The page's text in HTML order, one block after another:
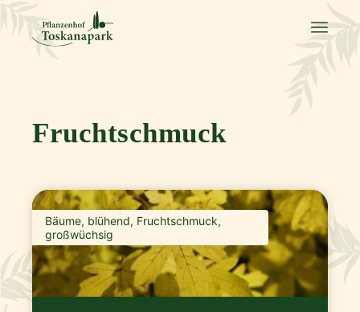
Fruchtschmuck
Bäume, blühend, Fruchtschmuck,
großwüchsig